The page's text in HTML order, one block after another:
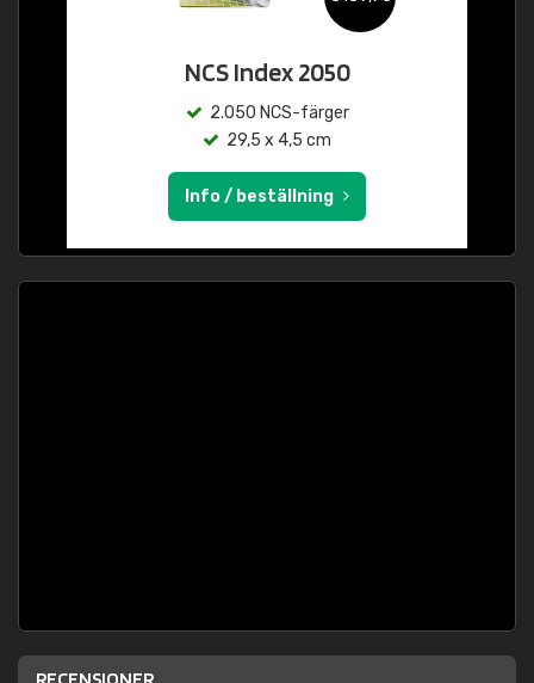
NCS Index 2050
2.050 NCS-färger
29,5 x 4,5 cm
Info / beställning